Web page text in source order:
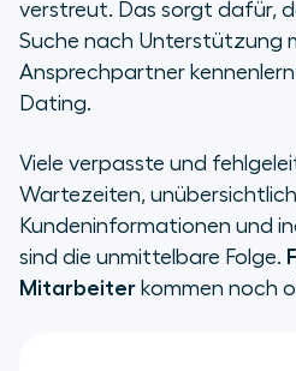
verstreut. Das sorgt dafür,
Suche nach Unterstützung
Ansprechpartner
Dating.
Viele verpasste und
Wartezeiten,
Kundeninformationen und
sind die unmittelbare Folge.
Mitarbeiter kommen noch